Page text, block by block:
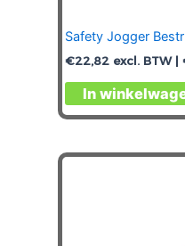
Safety Jogger
€22,82 excl. BTW |
In